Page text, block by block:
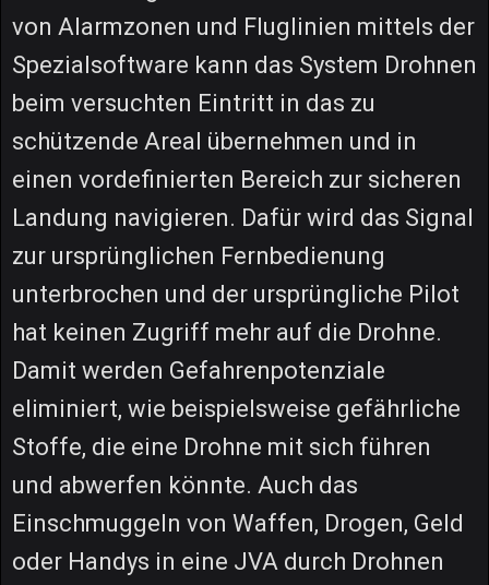
von Alarmzonen und Fluglinien mittels der
Spezialsoftware kann das System Drohnen
beim versuchten Eintritt in das zu
schützende Areal übernehmen und in
einen vordefinierten Bereich zur sicheren
Landung navigieren. Dafür wird das Signal
zur ursprünglichen Fernbedienung
unterbrochen und der ursprüngliche Pilot
hat keinen Zugriff mehr auf die Drohne.
Damit werden Gefahrenpotenziale
eliminiert, wie beispielsweise gefährliche
Stoffe, die eine Drohne mit sich führen
und abwerfen könnte. Auch das
Einschmuggeln von Waffen, Drogen, Geld
oder Handys in eine JVA durch Drohnen